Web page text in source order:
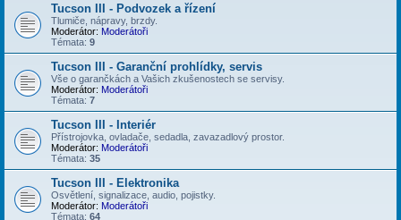
Tucson III - Podvozek a řízení
Tlumiče, nápravy, brzdy.
Moderátor: Moderátoři
Témata: 9
Tucson III - Garanční prohlídky, servis
Vše o garančkách a Vašich zkušenostech se servisy.
Moderátor: Moderátoři
Témata: 7
Tucson III - Interiér
Přístrojovka, ovladače, sedadla, zavazadlový prostor.
Moderátor: Moderátoři
Témata: 35
Tucson III - Elektronika
Osvětlení, signalizace, audio, pojistky.
Moderátor: Moderátoři
Témata: 64